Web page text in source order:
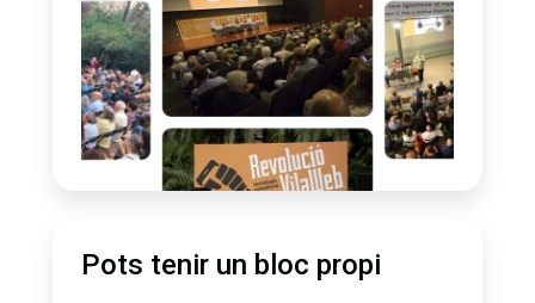
Pots tenir un bloc propi